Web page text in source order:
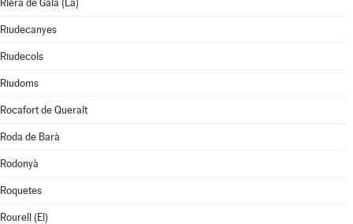
Riera de Gaià (La)
Riudecanyes
Riudecols
Riudoms
Rocafort de Queralt
Roda de Barà
Rodonyà
Roquetes
Rourell (El)